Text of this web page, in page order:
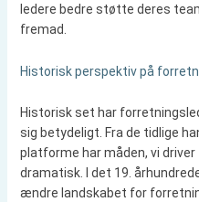
ledere bedre støtte deres
fremad.
Historisk perspektiv på
Historisk set har
sig betydeligt. Fra de tidlige
platforme har måden, vi
dramatisk. I det 19.
ændre landskabet for